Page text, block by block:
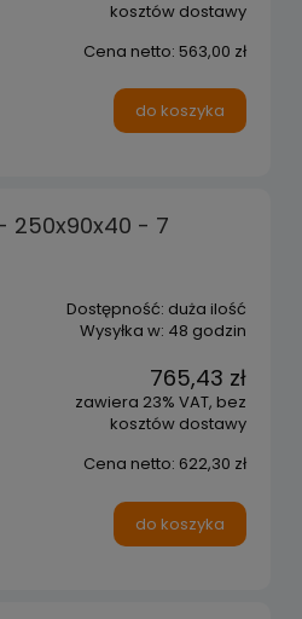
kosztów dostawy
Cena netto: 563,00 zł
do koszyka
- 250x90x40 - 7
Dostępność: duża ilość
Wysyłka w: 48 godzin
765,43 zł
zawiera 23% VAT, bez
kosztów dostawy
Cena netto: 622,30 zł
do koszyka